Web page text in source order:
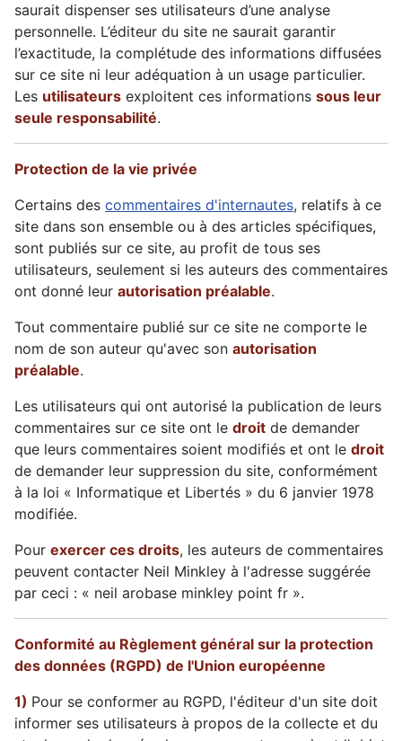
saurait dispenser ses utilisateurs d’une analyse
personnelle. L’éditeur du site ne saurait garantir
l’exactitude, la complétude des informations diffusées
sur ce site ni leur adéquation à un usage particulier.
Les utilisateurs exploitent ces informations sous leur
seule responsabilité.
Protection de la vie privée
Certains des commentaires d'internautes, relatifs à ce
site dans son ensemble ou à des articles spécifiques,
sont publiés sur ce site, au profit de tous ses
utilisateurs, seulement si les auteurs des commentaires
ont donné leur autorisation préalable.
Tout commentaire publié sur ce site ne comporte le
nom de son auteur qu'avec son autorisation
préalable.
Les utilisateurs qui ont autorisé la publication de leurs
commentaires sur ce site ont le droit de demander
que leurs commentaires soient modifiés et ont le droit
de demander leur suppression du site, conformément
à la loi « Informatique et Libertés » du 6 janvier 1978
modifiée.
Pour exercer ces droits, les auteurs de commentaires
peuvent contacter Neil Minkley à l'adresse suggérée
par ceci : « neil arobase minkley point fr ».
Conformité au Règlement général sur la protection
des données (RGPD) de l'Union européenne
1) Pour se conformer au RGPD, l'éditeur d'un site doit
informer ses utilisateurs à propos de la collecte et du